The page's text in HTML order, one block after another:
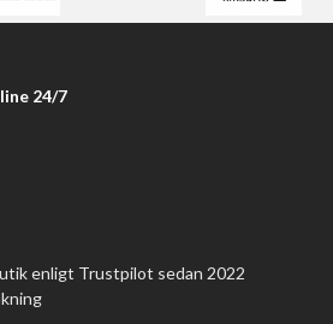
24/7
enligt Trustpilot sedan 2022